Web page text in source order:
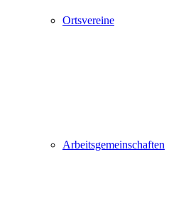
Ortsvereine
Arbeitsgemeinschaften